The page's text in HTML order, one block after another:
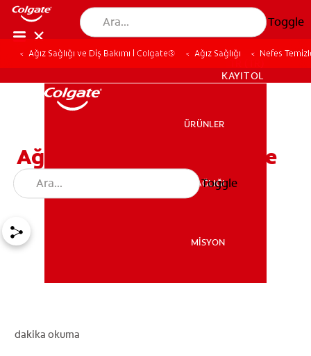
Toggle
MİSYON
KAYIT OL
ÜRÜNLER
AĞIZ SAĞLIĞI
MİSYON
Toggle
Ağız Sağlığı ve Diş Bakımı | Colgate® Ağız Sağlığı Nefes
Ağız Kokusunu Gidermede
Nane Şekerinin Etkisi
dakika okuma